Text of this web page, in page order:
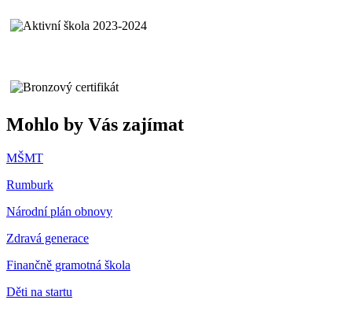
Mohlo by Vás zajímat
MŠMT
Rumburk
Národní plán obnovy
Zdravá generace
Finančně gramotná škola
Děti na startu